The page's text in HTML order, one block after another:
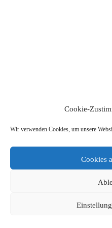
Cookie-
Wir verwenden Cookies, um unsere
Cookies